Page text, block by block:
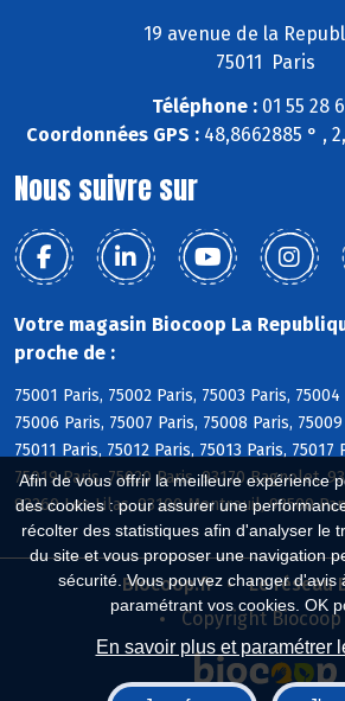
Afin de vous offrir la meilleure expérience
des cookies : pour assurer une
récolter des statistiques afin d'analyser le
du site et vous proposer une navigation
sécurité. Vous pouvez changer d'avis
paramétrant vos cookies. OK
En savoir plus et paramétrer
19 avenue de la
75011 Paris
Téléphone :01 55 28
Coordonnées GPS : 48,8662885 ° ,
Nous suivre sur
Votre magasin Biocoop La
proche de :
75001 Paris, 75002 Paris, 75003 Paris,
75006 Paris, 75007 Paris, 75008 Paris,
75011 Paris, 75012 Paris, 75013 Paris, 75017
75019 Paris, 75020 Paris, 93170 Bagnolet,
93260 Les Lilas, 93100 Montreuil, 93500
Biocoop.fr
Le réseau
Copyright Biocoop